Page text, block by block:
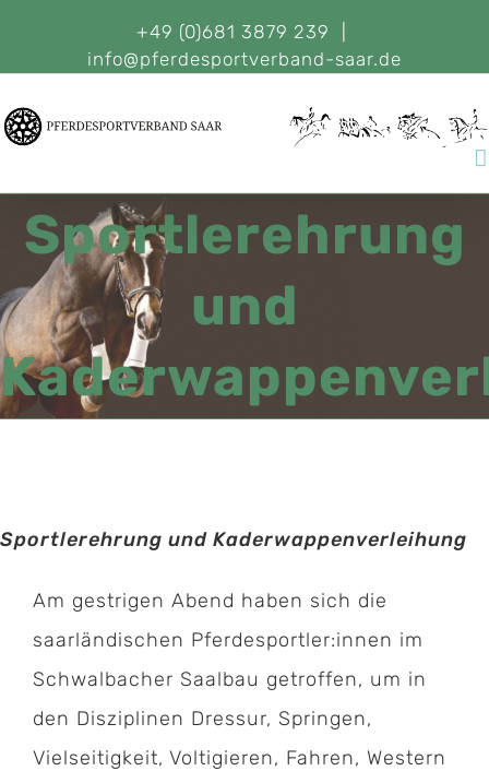
+49 (0)681 3879 239
info@pferdesportverband-saar.de
Sportlerehrung
und
Sportlerehrung und Kaderwappenverleihung
Am gestrigen Abend haben sich die
saarländischen Pferdesportler:innen im
Schwalbacher Saalbau getroffen, um in
den Disziplinen Dressur, Springen,
Vielseitigkeit, Voltigieren, Fahren, Western